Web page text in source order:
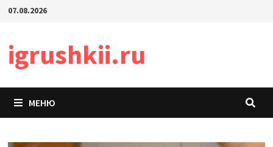
Перейти
07.08.2026
igrushkii.ru
МЕНЮ